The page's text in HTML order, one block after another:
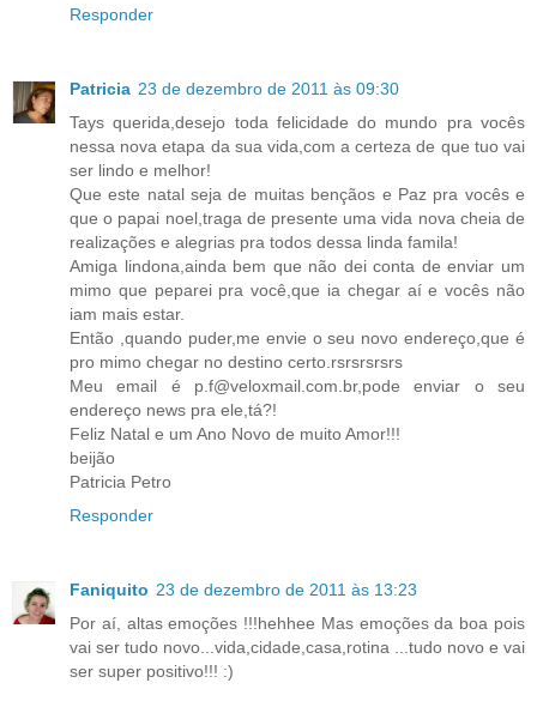
Responder
Patricia 23 de dezembro de 2011 às 09:30
Tays querida,desejo toda felicidade do mundo pra vocês
nessa nova etapa da sua vida,com a certeza de que tuo vai
ser lindo e melhor!
Que este natal seja de muitas bençãos e Paz pra vocês e
que o papai noel,traga de presente uma vida nova cheia de
realizações e alegrias pra todos dessa linda famila!
Amiga lindona,ainda bem que não dei conta de enviar um
mimo que peparei pra você,que ia chegar aí e vocês não
iam mais estar.
Então ,quando puder,me envie o seu novo endereço,que é
pro mimo chegar no destino certo.rsrsrsrsrs
Meu email é p.f@veloxmail.com.br,pode enviar o seu
endereço news pra ele,tá?!
Feliz Natal e um Ano Novo de muito Amor!!!
beijão
Patricia Petro
Responder
Faniquito 23 de dezembro de 2011 às 13:23
Por aí, altas emoções !!!hehhee Mas emoções da boa pois
vai ser tudo novo...vida,cidade,casa,rotina ...tudo novo e vai
ser super positivo!!! :)